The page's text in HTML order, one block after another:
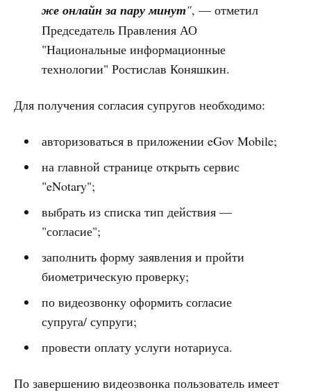
же онлайн за пару минут", — отметил
Председатель Правления АО
"Национальные информационные
технологии" Ростислав Коняшкин.
Для получения согласия супругов необходимо:
авторизоваться в приложении eGov Mobile;
на главной странице открыть сервис
"eNotary";
выбрать из списка тип действия —
"согласие";
заполнить форму заявления и пройти
биометрическую проверку;
по видеозвонку оформить согласие
супруга/ супруги;
провести оплату услуги нотариуса.
По завершению видеозвонка пользователь имеет